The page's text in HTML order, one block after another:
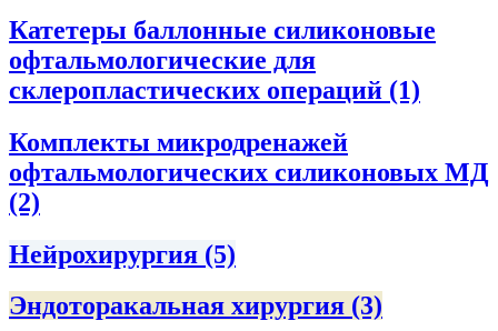
Катетеры баллонные силиконовые
офтальмологические для
склеропластических операций (1)
Комплекты микродренажей
офтальмологических силиконовых МД
(2)
Нейрохирургия (5)
Эндоторакальная хирургия (3)